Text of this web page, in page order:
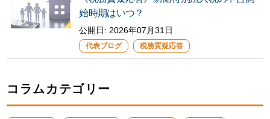
始時期はいつ？
公開日: 2026年07月31日
代表ブログ 税務質疑応答
コラムカテゴリー